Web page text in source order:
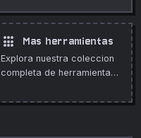
apps Mas herramientas
Explora nuestra coleccion
completa de herramientas